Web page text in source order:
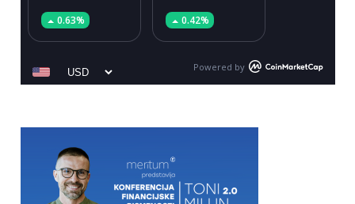
0.63% 0.42%
Powered by